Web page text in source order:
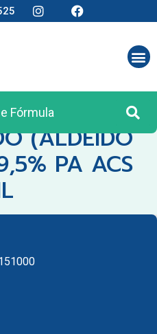
ANALÍTICOS
(ALDEIDO
PA ACS